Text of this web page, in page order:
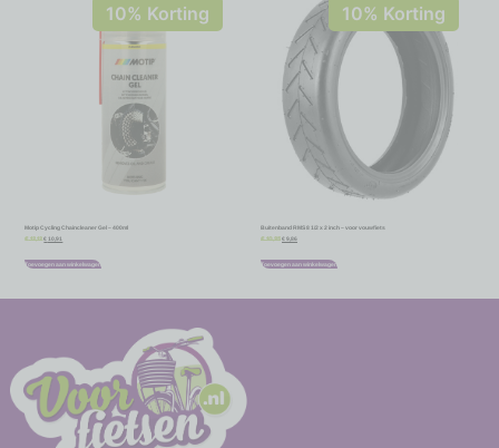
10% Korting
Motip Cycling Chaincleaner Gel – 400ml
€ 12,12 € 10,91
Toevoegen aan winkelwagen
10% Korting
Buitenband RMS 8 1/2 x 2 inch – voor vouwfiets
€ 10,95 € 9,86
Toevoegen aan winkelwagen